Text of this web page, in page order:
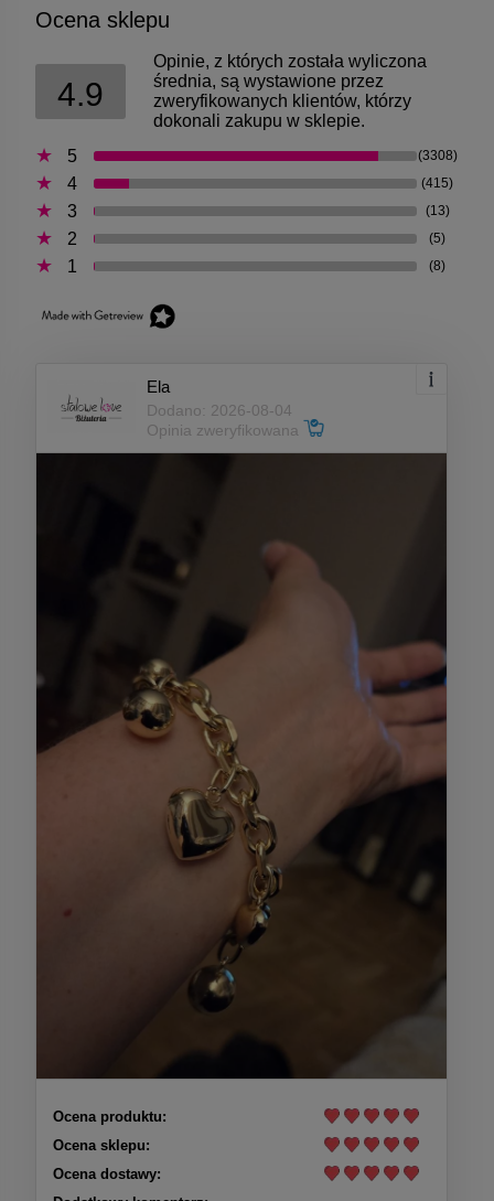
Ocena sklepu
4.9
Opinie, z których została wyliczona
średnia, są wystawione przez
zweryfikowanych klientów, którzy
dokonali zakupu w sklepie.
5
(3308)
4 (415)
3 (13)
2 (5)
1 (8)
Ela
Dodano: 2026-08-04
Opinia zweryfikowana
Ocena produktu:
Ocena sklepu:
Ocena dostawy: